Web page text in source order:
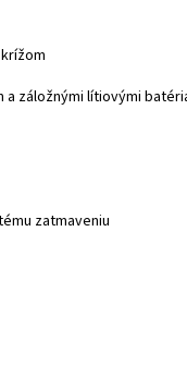
a záložnými lítiovými
zatmaveniu